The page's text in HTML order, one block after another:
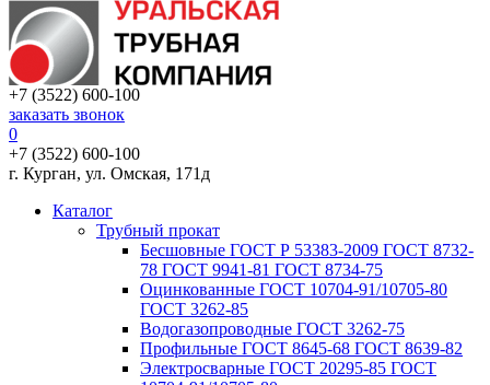
+7 (3522) 600-100
заказать звонок
0
+7 (3522) 600-100
г. Курган, ул. Омская, 171д
Каталог
Трубный прокат
Беcшовные ГОСТ Р 53383-2009 ГОСТ 8732-
78 ГОСТ 9941-81 ГОСТ 8734-75
Оцинкованные ГОСТ 10704-91/10705-80
ГОСТ 3262-85
Водогазопроводные ГОСТ 3262-75
Профильные ГОСТ 8645-68 ГОСТ 8639-82
Электросварные ГОСТ 20295-85 ГОСТ